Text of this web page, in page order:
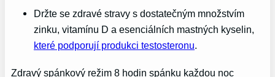
Držte se zdravé stravy s dostatečným množstvím
zinku, vitamínu D a esenciálních mastných kyselin,
které podporují produkci testosteronu.
Zdravý spánkový režim 8 hodin spánku každou noc